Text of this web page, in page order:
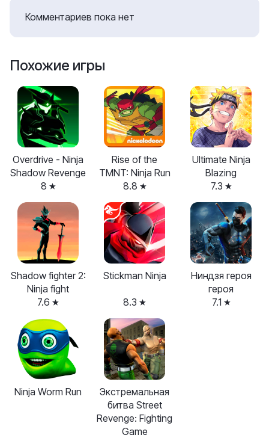
Комментариев пока нет
Похожие игры
Overdrive - Ninja
Shadow Revenge
8
Rise of the
TMNT: Ninja Run
8.8
Ultimate Ninja
Blazing
7.3
Shadow fighter 2:
Ninja fight
7.6
Stickman Ninja
8.3
Ниндзя героя
героя
7.1
Ninja Worm Run
Экстремальная
битва Street
Revenge: Fighting
Game